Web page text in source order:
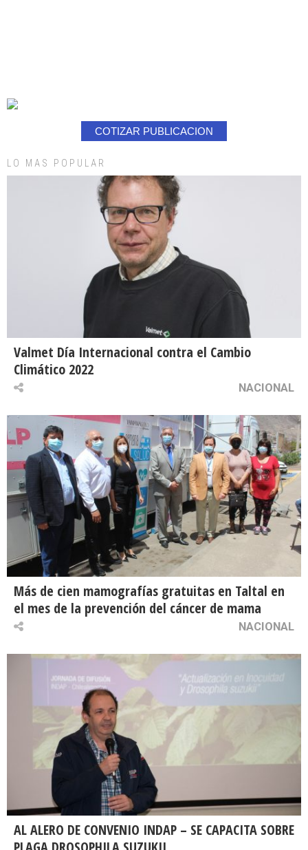
COTIZAR PUBLICACION
LO MAS POPULAR
Valmet Día Internacional contra el Cambio
Climático 2022
NACIONAL
Más de cien mamografías gratuitas en Taltal en
el mes de la prevención del cáncer de mama
NACIONAL
AL ALERO DE CONVENIO INDAP – SE CAPACITA SOBRE